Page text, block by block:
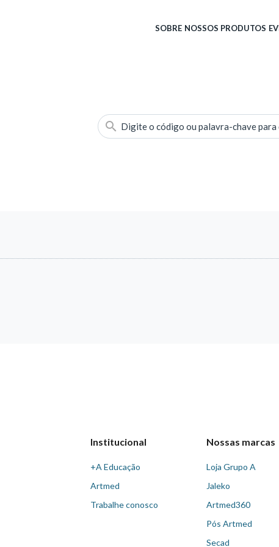
SOBRE NOSSOS PRODUTOS
Digite o código ou palavra-chave
Institucional
+A Educação
Artmed
Trabalhe conosco
Nossas marcas
Loja Grupo A
Jaleko
Artmed360
Pós Artmed
Secad